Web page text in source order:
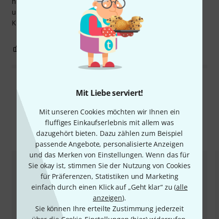
Mit Liebe serviert!
Mit unseren Cookies möchten wir Ihnen ein
fluffiges Einkaufserlebnis mit allem was
dazugehört bieten. Dazu zählen zum Beispiel
passende Angebote, personalisierte Anzeigen
und das Merken von Einstellungen. Wenn das für
Sie okay ist, stimmen Sie der Nutzung von Cookies
für Präferenzen, Statistiken und Marketing
einfach durch einen Klick auf „Geht klar“ zu (alle
anzeigen).
Sie können Ihre erteilte Zustimmung jederzeit
und pfiffigen Bearbeitungen mit ungewohnten
Klangflächen und Arpeggien.
BEWERTUNG MELDEN
Alternativen vergleichen